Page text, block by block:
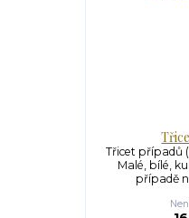
Třicet případů
Malé, bílé,
případě